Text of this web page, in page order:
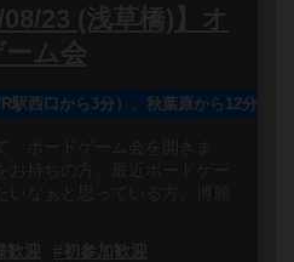
23 (浅草橋)】オ
ム会
駅西口から3分）、秋葉原から12分
、ボードゲーム会を開きま
お持ちの方、最近ボードゲー
いなぁと思っている方、博麗
歓迎
#初参加歓迎